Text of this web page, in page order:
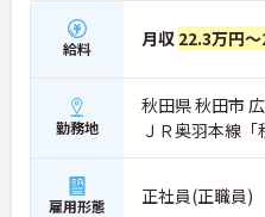
給料 月収 22.3万円
勤務地
秋田県 秋田市
ＪＲ奥羽本線
雇用形態 正社員(正職員)